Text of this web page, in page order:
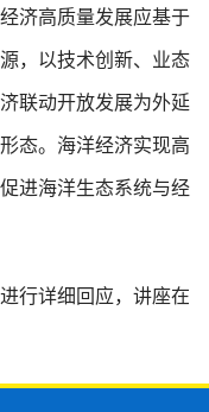
济高质量发展应基于
，以技术创新、业态
联动开放发展为外延
态。海洋经济实现高
进海洋生态系统与经
行详细回应，讲座在